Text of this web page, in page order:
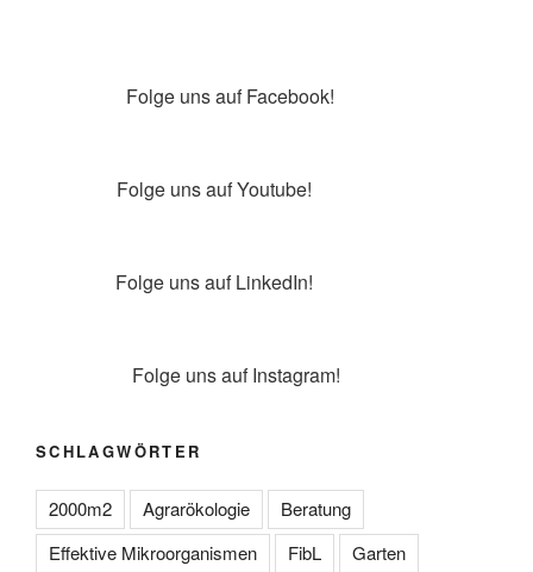
Folge uns auf Facebook!
Folge uns auf Youtube!
Folge uns auf LinkedIn!
Folge uns auf Instagram!
SCHLAGWÖRTER
2000m2 Agrarökologie
Beratung
Effektive Mikroorganismen
FibL
Garten